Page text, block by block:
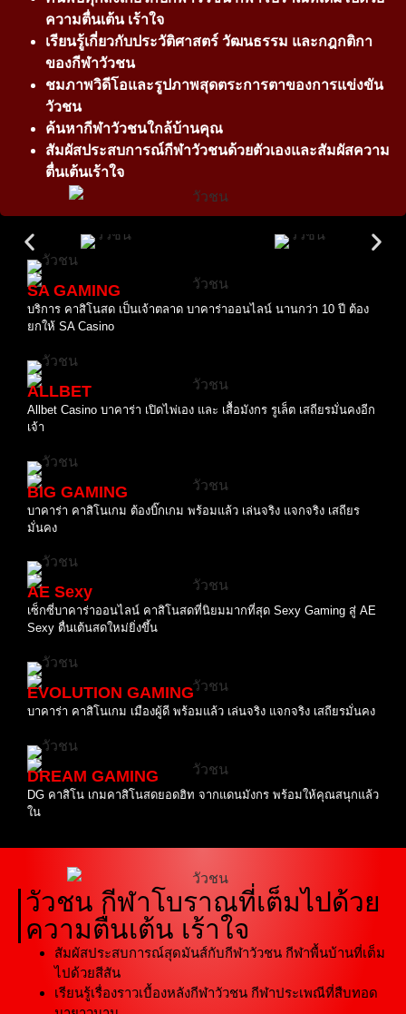
ความตื่นเต้น เร้าใจ
เรียนรู้เกี่ยวกับประวัติศาสตร์ วัฒนธรรม และกฎกติกา
ของกีฬาวัวชน
ชมภาพวิดีโอและรูปภาพสุดตระการตาของการแข่งขัน
วัวชน
ค้นหากีฬาวัวชนใกล้บ้านคุณ
สัมผัสประสบการณ์กีฬาวัวชนด้วยตัวเองและสัมผัสความ
ตื่นเต้นเร้าใจ
SA GAMING
บริการ คาสิโนสด เป็นเจ้าตลาด บาคาร่าออนไลน์ นานกว่า 10 ปี ต้อง
ยกให้ SA Casino
ALLBET
Allbet Casino บาคาร่า เปิดไพ่เอง และ เสื้อมังกร รูเล็ต เสถียรมั่นคงอีก
เจ้า
BIG GAMING
บาคาร่า คาสิโนเกม ต้องบิ๊กเกม พร้อมแล้ว เล่นจริง แจกจริง เสถียร
มั่นคง
AE Sexy
เซ็กซี่บาคาร่าออนไลน์ คาสิโนสดที่นิยมมากที่สุด Sexy Gaming สู่ AE
Sexy ตื่นเต้นสดใหม่ยิ่งขึ้น
EVOLUTION GAMING
บาคาร่า คาสิโนเกม เมืองผู้ดี พร้อมแล้ว เล่นจริง แจกจริง เสถียรมั่นคง
DREAM GAMING
DG คาสิโน เกมคาสิโนสดยอดฮิท จากแดนมังกร พร้อมให้คุณสนุกแล้ว
ใน
วัวชน กีฬาโบราณที่เต็มไปด้วย
ความตื่นเต้น เร้าใจ
สัมผัสประสบการณ์สุดมันส์กับกีฬาวัวชน กีฬาพื้นบ้านที่เต็ม
ไปด้วยสีสัน
เรียนรู้เรื่องราวเบื้องหลังกีฬาวัวชน กีฬาประเพณีที่สืบทอด